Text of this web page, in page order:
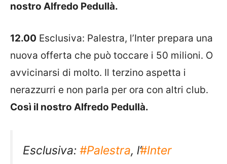
nostro Alfredo Pedullà.
12.00 Esclusiva: Palestra, l’Inter prepara una
nuova offerta che può toccare i 50 milioni. O
avvicinarsi di molto. Il terzino aspetta i
nerazzurri e non parla per ora con altri club.
Così il nostro Alfredo Pedullà.
Esclusiva: #Palestra, l’#Inter